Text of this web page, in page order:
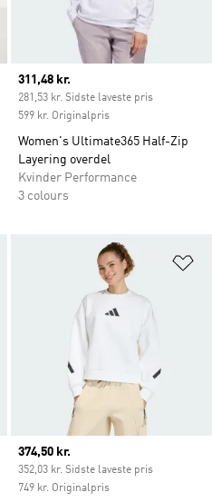
Current price
311,48 kr.
281,53 kr. Sidste laveste pris
599 kr. Originalpris
Women's Ultimate365 Half-Zip
Layering overdel
Kvinder Performance
3 colours
Current price
374,50 kr.
352,03 kr. Sidste laveste pris
749 kr. Originalpris